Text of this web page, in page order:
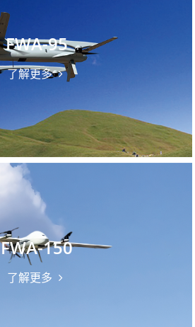
FWA-95
了解更多
FWA-150
了解更多